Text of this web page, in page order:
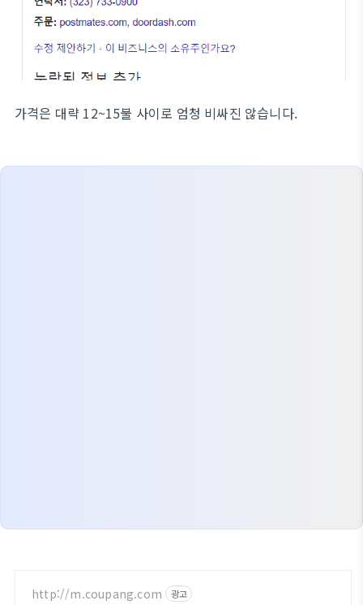
가격은 대략 12~15불 사이로 엄청 비싸진 않습니다.
http://m.coupang.com 광고